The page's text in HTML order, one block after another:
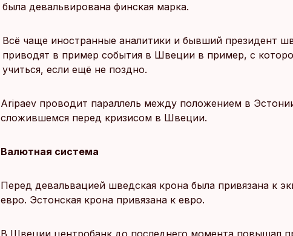
была девальвирована финская марка.
Всё чаще иностранные аналитики и бывший президент
приводят в пример события в Швеции в пример, с
учиться, если ещё не поздно.
Aripaev проводит параллель между положением в
сложившемся перед кризисом в Швеции.
Валютная система
Перед девальвацией шведская крона была привязана к
евро. Эстонская крона привязана к евро.
В Швеции центробанк до последнего момента повышал